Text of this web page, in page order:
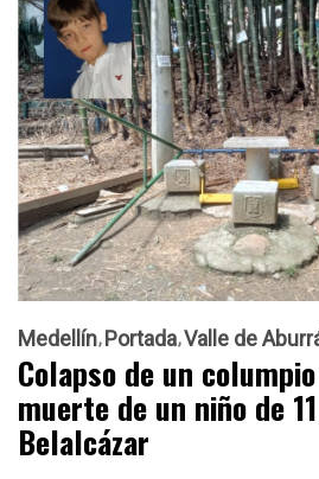
Medellín Portada Valle de
Colapso de un
muerte de un niño de
Belalcázar